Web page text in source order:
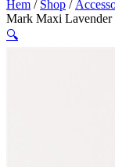
Hem / Shop /
Mark Maxi Lavender
🔍